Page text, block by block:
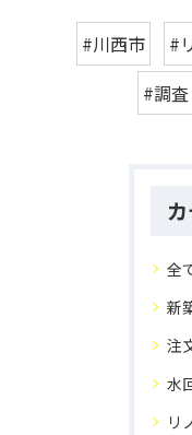
#川西市 #
#調査
全
新
注
水
リ